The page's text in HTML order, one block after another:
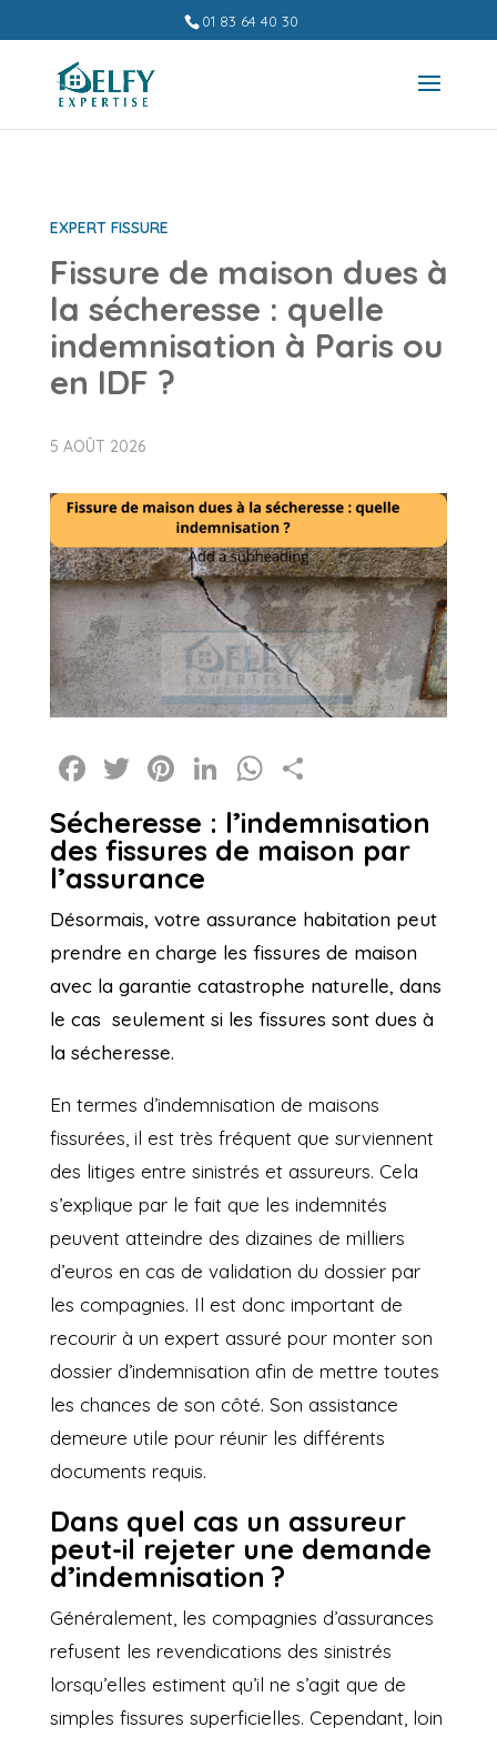
01 83 64 40 30
EXPERT FISSURE
Fissure de maison dues à
la sécheresse : quelle
indemnisation à Paris ou
en IDF ?
5 AOÛT 2026
Facebook
Twitter
Pinterest
LinkedIn
WhatsApp
Sécheresse : l’indemnisation
des fissures de maison par
l’assurance
Désormais, votre assurance habitation peut
prendre en charge les fissures de maison
avec la garantie catastrophe naturelle, dans
le cas seulement si les fissures sont dues à
la sécheresse.
En termes d’indemnisation de maisons
fissurées, il est très fréquent que surviennent
des litiges entre sinistrés et assureurs. Cela
s’explique par le fait que les indemnités
peuvent atteindre des dizaines de milliers
d’euros en cas de validation du dossier par
les compagnies. Il est donc important de
recourir à un expert assuré pour monter son
dossier d’indemnisation afin de mettre toutes
les chances de son côté. Son assistance
demeure utile pour réunir les différents
documents requis.
Dans quel cas un assureur
peut-il rejeter une demande
d’indemnisation ?
Généralement, les compagnies d’assurances
refusent les revendications des sinistrés
lorsqu’elles estiment qu’il ne s’agit que de
simples fissures superficielles. Cependant, loin